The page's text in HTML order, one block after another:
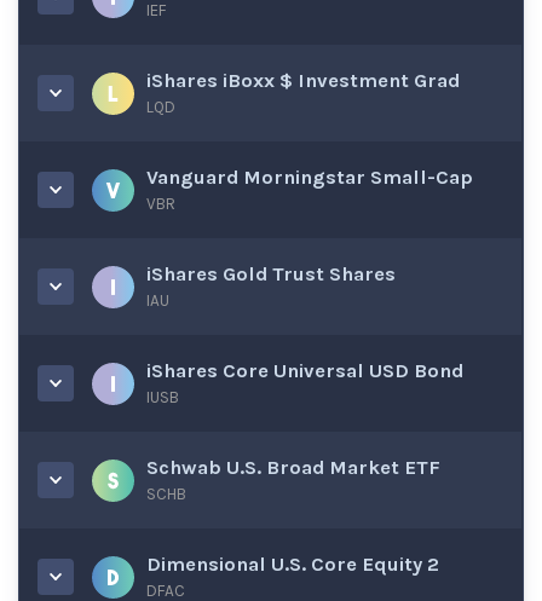
IEF
iShares iBoxx $ Investment Grad
LQD
Vanguard Morningstar Small-Cap
VBR
iShares Gold Trust Shares
IAU
iShares Core Universal USD Bond
IUSB
Schwab U.S. Broad Market ETF
SCHB
Dimensional U.S. Core Equity 2
DFAC